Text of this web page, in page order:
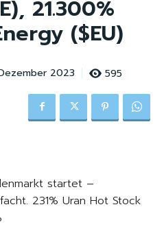
21.300%
($EU)
2023 595
startet –
231% Uran Hot Stock